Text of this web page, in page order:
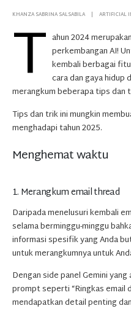
KHANZA SABRINA SALSABILA ARTIFICIAL
T ahun 2024
perkembangan AI!
kembali berbagai
cara dan gaya hidup
merangkum beberapa tips dan
Tips dan trik ini mungkin
menghadapi tahun 2025.
Menghemat waktu
1. Merangkum email thread
Daripada menelusuri kembali
selama berminggu-minggu
informasi spesifik yang Anda
untuk merangkumnya untuk
Dengan side panel Gemini
prompt seperti “Ringkas email
mendapatkan detail penting